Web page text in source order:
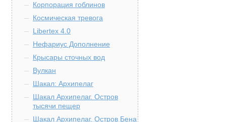
Корпорация гоблинов
Космическая тревога
Libertex 4.0
Нефариус Дополнение
Крысары сточных вод
Вулкан
Шакал: Архипелаг
Шакал Архипелаг. Остров
тысячи пещер
Шакал Архипелаг. Остров Бена